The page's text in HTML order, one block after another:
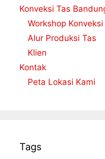
Konveksi Tas
Workshop Konveksi
Alur Produksi Tas
Klien
Kontak
Peta Lokasi Kami
Tags